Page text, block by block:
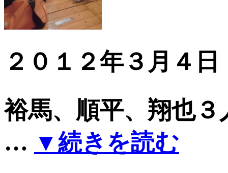
２０１２年３月４
裕馬、順平、翔也
… ▼続きを読む